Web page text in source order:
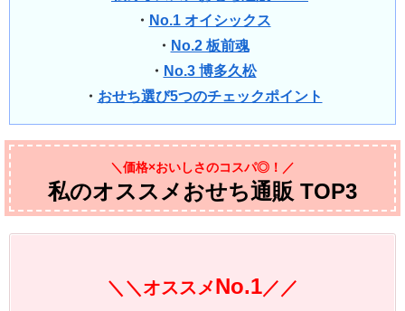
・ No.1 オイシックス
・ No.2 板前魂
・ No.3 博多久松
・ おせち選び5つのチェックポイント
＼価格×おいしさのコスパ◎！／
私のオススメおせち通販 TOP3
＼＼オススメNo.1／／